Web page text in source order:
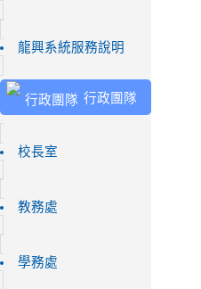
龍興系統服務說明
行政團隊
校長室
教務處
學務處